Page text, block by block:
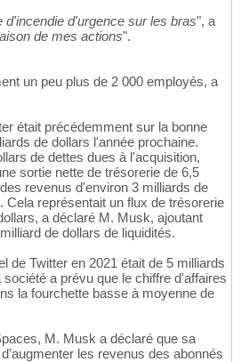
d'urgence sur les bras", a
de mes actions".
un peu plus de 2 000 employés, a
était précédemment sur la bonne
de dollars l'année prochaine.
de dettes dues à l'acquisition,
sortie nette de trésorerie de 6,5
revenus d'environ 3 milliards de
Cela représentait un flux de trésorerie
a déclaré M. Musk, ajoutant
de dollars de liquidités.
de Twitter en 2021 était de 5 milliards
a prévu que le chiffre d'affaires
la fourchette basse à moyenne de
M. Musk a déclaré que sa
les revenus des abonnés